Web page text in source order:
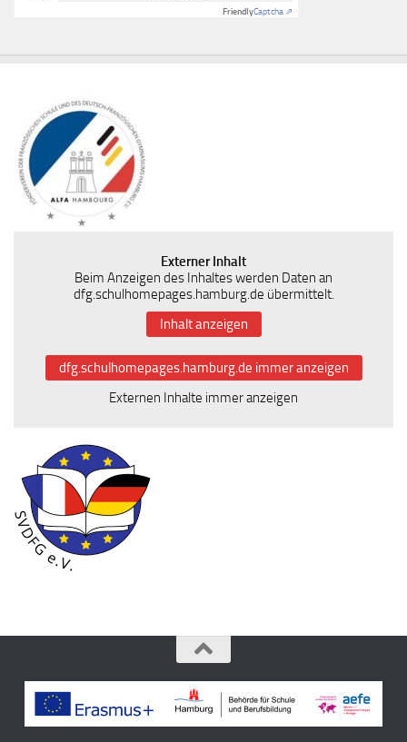
FriendlyCaptcha ⇗
Externer Inhalt
Beim Anzeigen des Inhaltes werden Daten an
dfg.schulhomepages.hamburg.de übermittelt.
Inhalt anzeigen
dfg.schulhomepages.hamburg.de immer anzeigen
Externen Inhalte immer anzeigen